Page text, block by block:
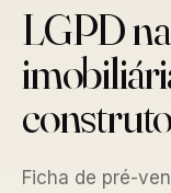
LGPD
Ficha de pré-